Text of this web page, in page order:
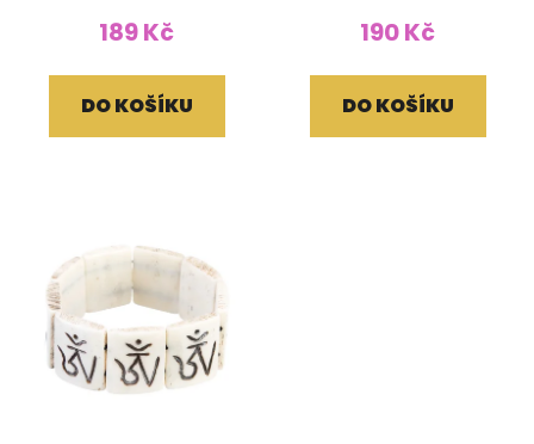
189 Kč
DO KOŠÍKU
190 Kč
DO KOŠÍKU